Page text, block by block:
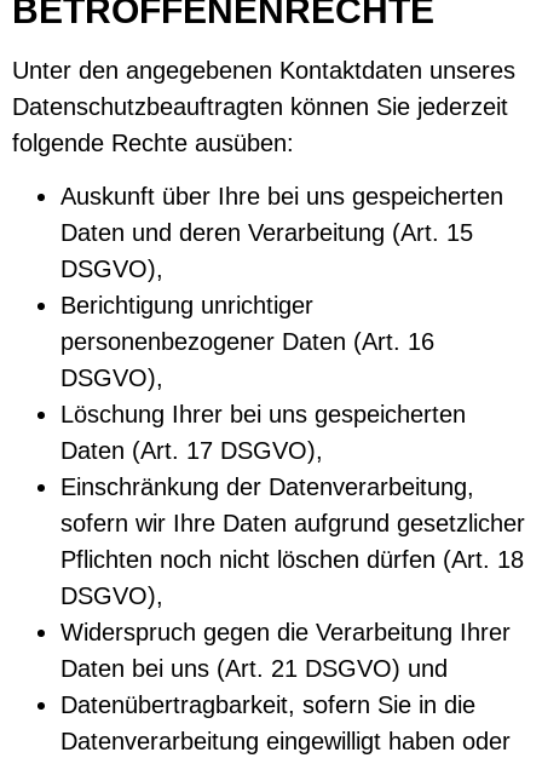
BETROFFENENRECHTE
Unter den angegebenen Kontaktdaten unseres
Datenschutzbeauftragten können Sie jederzeit
folgende Rechte ausüben:
Auskunft über Ihre bei uns gespeicherten
Daten und deren Verarbeitung (Art. 15
DSGVO),
Berichtigung unrichtiger
personenbezogener Daten (Art. 16
DSGVO),
Löschung Ihrer bei uns gespeicherten
Daten (Art. 17 DSGVO),
Einschränkung der Datenverarbeitung,
sofern wir Ihre Daten aufgrund gesetzlicher
Pflichten noch nicht löschen dürfen (Art. 18
DSGVO),
Widerspruch gegen die Verarbeitung Ihrer
Daten bei uns (Art. 21 DSGVO) und
Datenübertragbarkeit, sofern Sie in die
Datenverarbeitung eingewilligt haben oder